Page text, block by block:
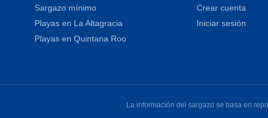
Sargazo mínimo
Playas en La Altagracia
Playas en Quintana Roo
Crear cuenta
Iniciar sesión
La información del sargazo se basa en